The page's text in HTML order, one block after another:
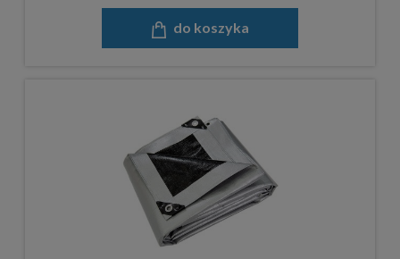
do koszyka